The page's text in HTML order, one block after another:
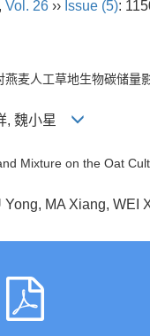
, Vol. 26 ›› Issue (5):
燕麦人工草地生物碳储量
, 魏小星
Mixture on the Oat
Yong, MA Xiang,